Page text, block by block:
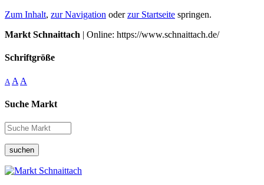
Zum Inhalt, zur Navigation oderzur Startseite springen.
Markt Schnaittach | Online: https://www.schnaittach.de/
Schriftgröße
A A A
Suche Markt
suchen